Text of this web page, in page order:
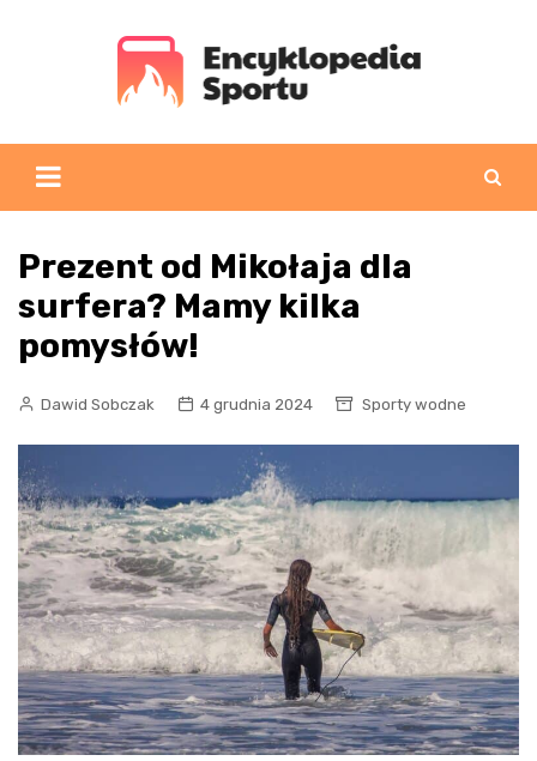
Prezent od Mikołaja dla
surfera? Mamy kilka
pomysłów!
Dawid Sobczak 4 grudnia 2024 Sporty wodne